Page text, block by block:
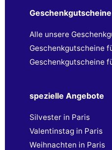
Geschenkgutscheine
Alle unsere
Geschenkgutscheine
Geschenkgutscheine
spezielle Angebote
Silvester in Paris
Valentinstag in Paris
Weihnachten in Paris